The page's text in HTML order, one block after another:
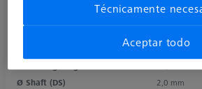
Sphere
M3 XXT
Ø Shaft (DS)
2,0 mm
Técnicamente
Aceptar todo